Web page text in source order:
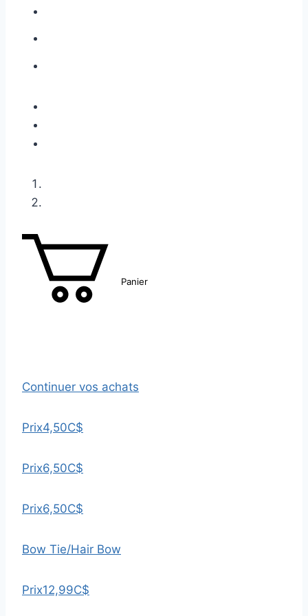
Panier
Continuer vos achats
Prix4,50C$
Prix6,50C$
Prix6,50C$
Bow Tie/Hair Bow
Prix12,99C$